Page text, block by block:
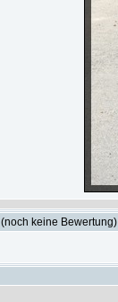
(noch keine Bewertung)